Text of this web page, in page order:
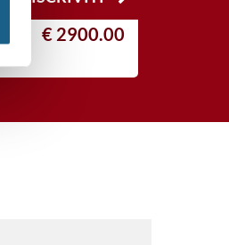
€ 2900.00